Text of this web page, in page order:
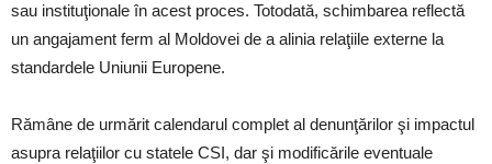
sau instituţionale în acest proces. Totodată, schimbarea reflectă
un angajament ferm al Moldovei de a alinia relaţiile externe la
standardele Uniunii Europene.
Rămâne de urmărit calendarul complet al denunţărilor şi impactul
asupra relaţiilor cu statele CSI, dar şi modificările eventuale